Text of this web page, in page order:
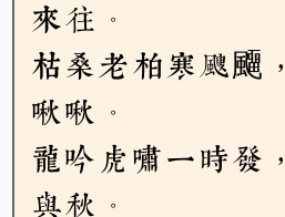
來往。
枯桑老柏寒颼飅
啾啾。
龍吟虎嘯一時發
與秋。